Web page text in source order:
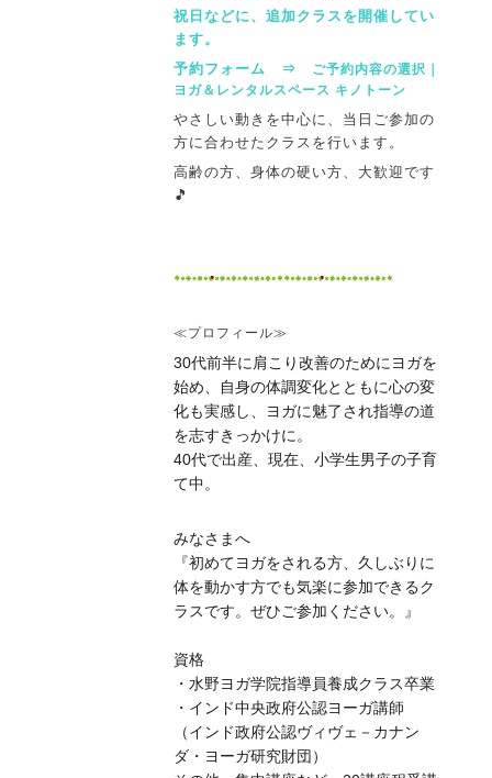
祝日などに、追加クラスを開催してい
ます。
予約フォーム ⇒ ご予約内容の選択｜
ヨガ＆レンタルスペース キノトーン
やさしい動きを中心に、当日ご参加の
方に合わせたクラスを行います。
高齢の方、身体の硬い方、大歓迎です
🎵
≪プロフィール≫
30代前半に肩こり改善のためにヨガを
始め、自身の体調変化とともに心の変
化も実感し、
ヨガに魅了され指導の道
を志すきっかけに。
40代で出産、現在、小学生男子の子育
て中。
みなさまへ
『初めてヨガをされる方、久しぶりに
体を動かす方でも気楽に参加できるク
ラスです。ぜひご参加 ください。』
資格
・水野ヨガ学院指導員養成クラス卒業
・インド中央政府公認ヨーガ講師
（インド政府公認ヴィヴェ－カナン
ダ・ヨーガ研究財団）